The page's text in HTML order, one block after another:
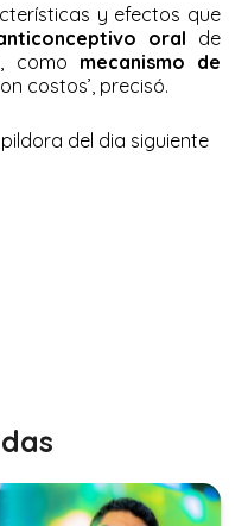
y efectos que
oral de
como mecanismo de
costos’, precisó.